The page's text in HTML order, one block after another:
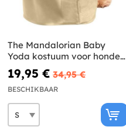
The Mandalorian Baby
Yoda kostuum voor honden
- Star Wars
19,95 € 34,95 €
BESCHIKBAAR